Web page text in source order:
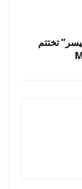
تختتم